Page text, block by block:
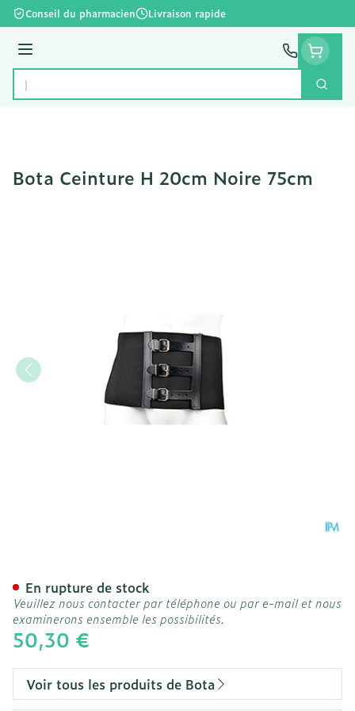
Aller au contenu
Conseil du pharmacien Livraison rapide
Menu
Rechercher
Bota Ceinture H 20cm Noire 75cm
50,30 €
En rupture de stock
Veuillez nous contacter par téléphone ou par e-mail et nous
examinerons ensemble les possibilités.
Voir tous les produits de Bota